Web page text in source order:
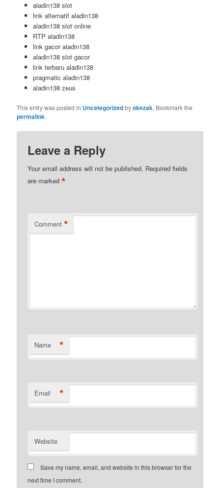
aladin138 slot
link alternatif aladin138
aladin138 slot online
RTP aladin138
link gacor aladin138
aladin138 slot gacor
link terbaru aladin138
pragmatic aladin138
aladin138 zeus
This entry was posted in Uncategorizedbyokezak. Bookmark the
permalink.
Leave a Reply
Your email address will not be published. Required fields
are marked*
Comment *
Name *
Email *
Website
Save my name, email, and website in this browser for the
next time I comment.